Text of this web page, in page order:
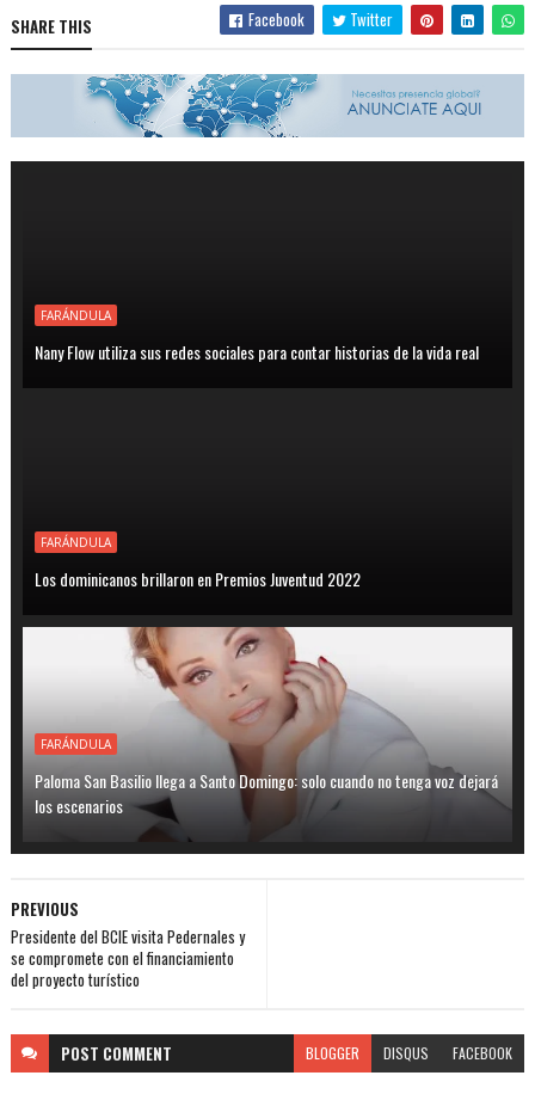
SHARE THIS Facebook Twitter
FARÁNDULA
Nany Flow utiliza sus redes sociales para contar historias de la vida real
FARÁNDULA
Los dominicanos brillaron en Premios Juventud 2022
FARÁNDULA
Paloma San Basilio llega a Santo Domingo: solo cuando no tenga voz dejará
los escenarios
PREVIOUS
Presidente del BCIE visita Pedernales y
se compromete con el financiamiento
del proyecto turístico
POST COMMENT BLOGGER DISQUS FACEBOOK